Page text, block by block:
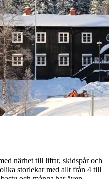
närhet till liftar, skidspår och
storlekar med allt från 4 till